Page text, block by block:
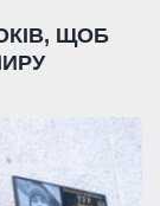
ЩОБ